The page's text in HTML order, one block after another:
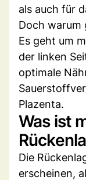
als auch für
Doch warum
Es geht um
der linken
optimale
Plazenta.
Was ist
Die
erscheinen,